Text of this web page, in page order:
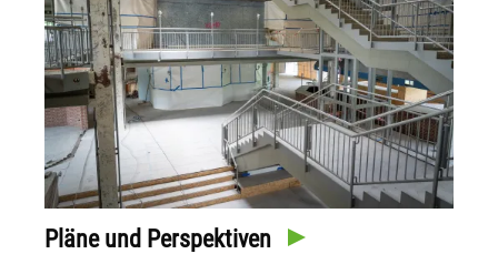
Pläne und Perspektiven